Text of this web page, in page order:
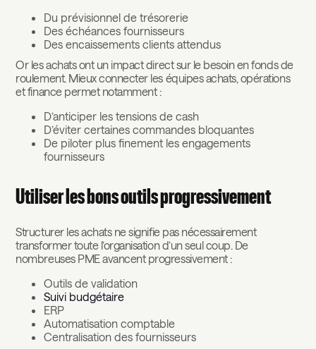
Du prévisionnel de trésorerie
Des échéances fournisseurs
Des encaissements clients attendus
Or les achats ont un impact direct sur le besoin en fonds de
roulement. Mieux connecter les équipes achats, opérations
et finance permet notamment :
D’anticiper les tensions de cash
D’éviter certaines commandes bloquantes
De piloter plus finement les engagements
fournisseurs
Utiliser les bons outils progressivement
Structurer les achats ne signifie pas nécessairement
transformer toute l’organisation d’un seul coup. De
nombreuses PME avancent progressivement :
Outils de validation
Suivi budgétaire
ERP
Automatisation comptable
Centralisation des fournisseurs